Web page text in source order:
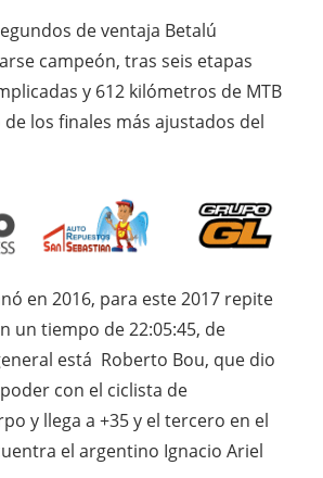
de ventaja Betalú
campeón, tras seis etapas
y 612 kilómetros de MTB
los finales más ajustados del
en 2016, para este 2017 repite
un tiempo de 22:05:45, de
está Roberto Bou, que dio
con el ciclista de
y llega a +35 y el tercero en el
el argentino Ignacio Ariel